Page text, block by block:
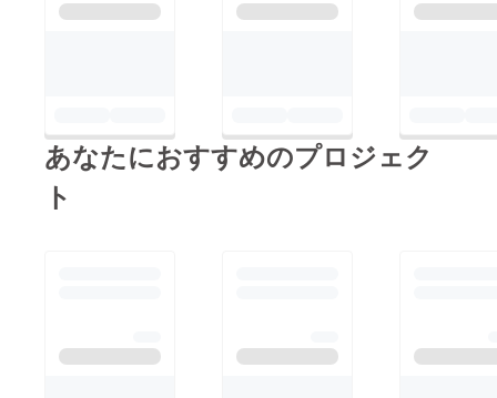
あなたにおすすめのプロジェク
ト